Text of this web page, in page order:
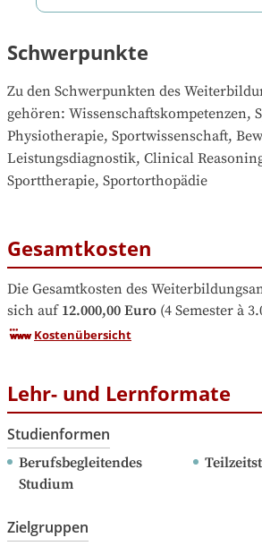
Schwerpunkte
Zu den Schwerpunkten des
gehören: Wissenschaftskompetenzen,
Physiotherapie, Sportwissenschaft,
Leistungsdiagnostik, Clinical
Sporttherapie, Sportorthopädie
Gesamtkosten
Die Gesamtkosten des
sich auf 12.000,00 Euro (4 Semester à
Kostenübersicht
Lehr- und Lernformate
Studienformen
Berufsbegleitendes
Studium
Zielgruppen